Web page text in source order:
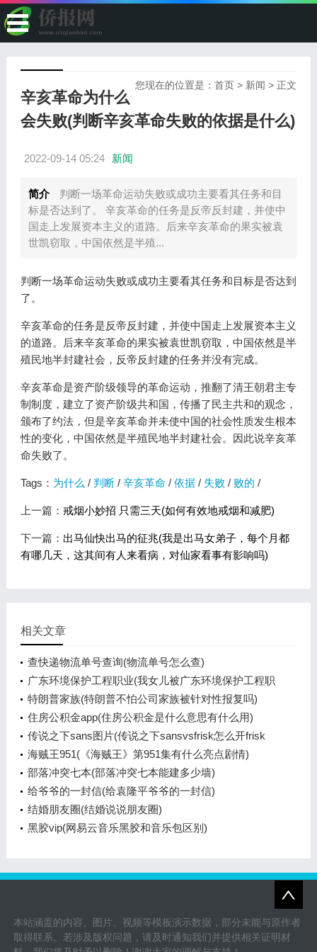
您现在的位置是：首页 > 新闻 > 正文
辛亥革命为什么
会失败(判断辛亥革命失败的依据是什么)
2022-09-14 05:24 新闻
简介
判断一场革命运动失败或成功主要看其任务和目
标是否达到了。 辛亥革命的任务是反帝反封建，并使中
国走上发展资本主义的道路。后来辛亥革命的果实被袁
世凯窃取，中国依然是半殖...
判断一场革命运动失败或成功主要看其任务和目标是否达到
了。
辛亥革命的任务是反帝反封建，并使中国走上发展资本主义
的道路。后来辛亥革命的果实被袁世凯窃取，中国依然是半
殖民地半封建社会，反帝反封建的任务并没有完成。
辛亥革命是资产阶级领导的革命运动，推翻了清王朝君主专
制制度，建立了资产阶级共和国，传播了民主共和的观念，
颁布了约法，但是辛亥革命并未使中国的社会性质发生根本
性的变化，中国依然是半殖民地半封建社会。因此说辛亥革
命失败了。
Tags： 为什么 / 判断/ 辛亥革命 / 依据/ 失败/ 败的 /
上一篇： 戒烟小妙招 只需三天(如何有效地戒烟和减肥)
下一篇： 出马仙快出马的征兆(我是出马女弟子，每个月都
有哪几天，这其间有人来看病，对仙家看事有影响吗)
相关文章
查快递物流单号查询(物流单号怎么查)
广东环境保护工程职业(我女儿被广东环境保护工程职
业学院资源
特朗普家族(特朗普不怕公司家族被针对性报复吗)
住房公积金app(住房公积金是什么意思有什么用)
传说之下sans图片(传说之下sansvsfrisk怎么开frisk
模式)
海贼王951(《海贼王》第951集有什么亮点剧情)
部落冲突七本(部落冲突七本能建多少墙)
给爷爷的一封信(给袁隆平爷爷的一封信)
结婚朋友圈(结婚说说朋友圈)
黑胶vip(网易云音乐黑胶和音乐包区别)
本站涵盖的内容、图片、视频等模板演示数据，部分未能与原作者
取得联系。若涉及版权问题，请及时通知我们并提供相关证明材